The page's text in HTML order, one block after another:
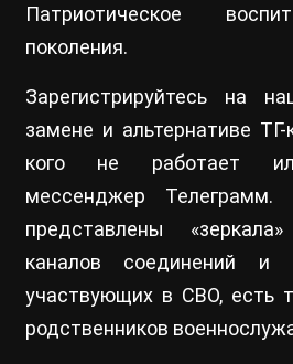
Патриотическое
поколения.
Зарегистрируйтесь на
замене и альтернативе
кого не работает
мессенджер
представлены
каналов соединений и
участвующих в СВО, есть
родственников